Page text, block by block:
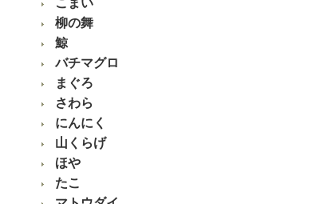
こまい
柳の舞
鯨
バチマグロ
まぐろ
さわら
にんにく
山くらげ
ほや
たこ